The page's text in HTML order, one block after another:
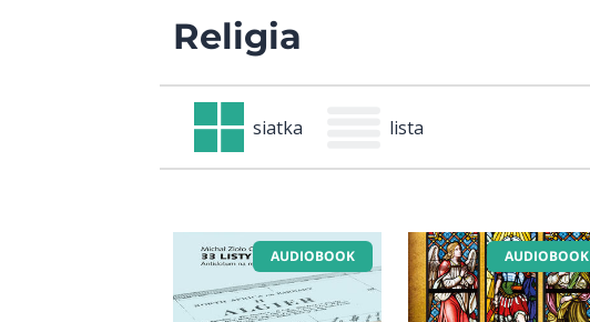
Religia
siatka lista
AUDIOBOOK AUDIOBOOK